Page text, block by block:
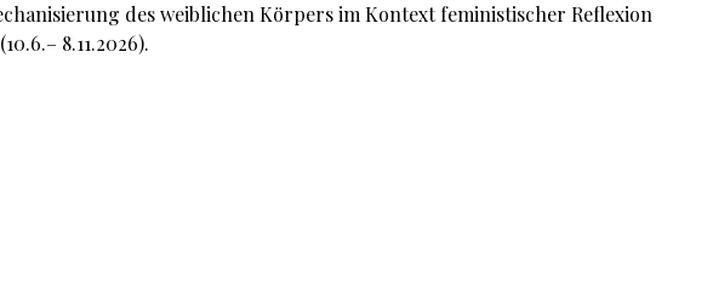
des weiblichen Körpers im Kontext feministischer Reflexion
8.11.2026).